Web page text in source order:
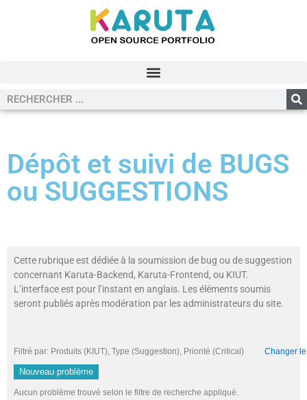
Dépôt et suivi de BUGS
ou SUGGESTIONS
Cette rubrique est dédiée à la soumission de bug ou de suggestion
concernant Karuta-Backend, Karuta-Frontend, ou KIUT.
L’interface est pour l’instant en anglais. Les éléments soumis
seront publiés après modération par les administrateurs du site.
Filtré par: Produits (KIUT), Type (Suggestion), Priorité (Critical) Changer
Nouveau problème
Aucun problème trouvé selon le filtre de recherche appliqué.